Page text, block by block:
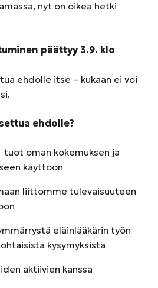
nyt on oikea hetki
päättyy 3.9. klo
ehdolle itse – kukaan ei voi
ehdolle?
tuot oman kokemuksen ja
käyttöön
liittomme tulevaisuuteen
eläinlääkärin työn
kysymyksistä
aktiivien kanssa